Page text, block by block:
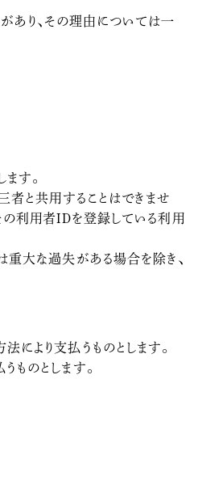
あり、その理由については一
す。
者と共用することはできませ
の利用者IDを登録している利用
大な過失がある場合を除き、
により支払うものとします。
のとします。